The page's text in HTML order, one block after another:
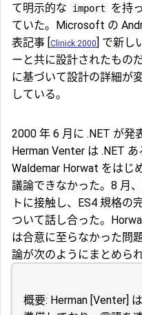
て明示的な
import
を持
ていた。Microsoft の
表記事 [Clinick 2000] で新し
ーと共に設計されたもの
に基づいて設計の詳細が
している。
2000 年 6 月に .NET が
Herman Venter は .NET
Waldemar Horwat をはじ
議論できなかった。8 月
トに接触し、ES4 規格の
ついて話し合った。
は合意に至らなかった問
論が次のようにまとめら
概要: Herman [Venter]